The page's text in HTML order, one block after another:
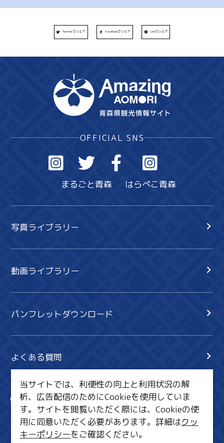
Twitterでシェア Facebookでシェア Lineでシェア
OFFICIAL SNS
まるごと青森 はらぺこ青森
写真ライブラリー
動画ライブラリー
パンフレットダウンロード
よくある質問
サイト内検索
共有
行きたいリスト
当サイトでは、利便性の向上と利用状況の解
析、広告配信のためにCookieを使用していま
す。サイトを閲覧いただく際には、Cookieの使
用に同意いただく必要があります。詳細はクッ
キーポリシーをご確認ください。